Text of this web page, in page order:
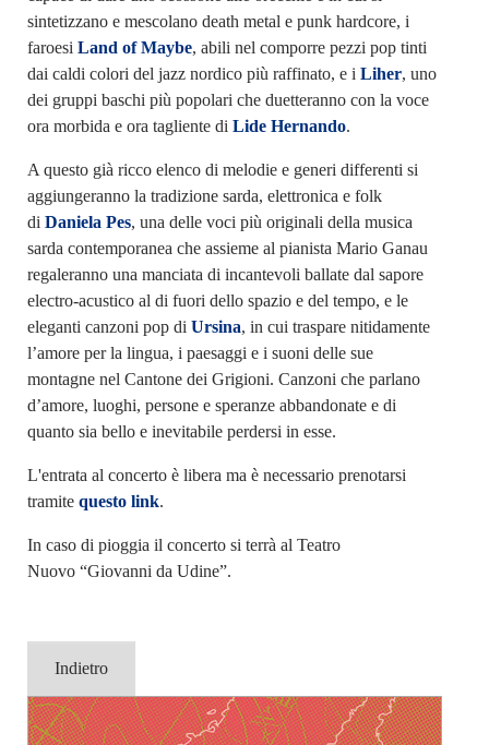
sintetizzano e mescolano death metal e punk hardcore, i
faroesi Land of Maybe, abili nel comporre pezzi pop tinti
dai caldi colori del jazz nordico più raffinato, e i Liher, uno
dei gruppi baschi più popolari che duetteranno con la voce
ora morbida e ora tagliente di Lide Hernando.
A questo già ricco elenco di melodie e generi differenti si
aggiungeranno la tradizione sarda, elettronica e folk
di Daniela Pes, una delle voci più originali della musica
sarda contemporanea che assieme al pianista Mario Ganau
regaleranno una manciata di incantevoli ballate dal sapore
electro-acustico al di fuori dello spazio e del tempo, e le
eleganti canzoni pop di Ursina, in cui traspare nitidamente
l’amore per la lingua, i paesaggi e i suoni delle sue
montagne nel Cantone dei Grigioni. Canzoni che parlano
d’amore, luoghi, persone e speranze abbandonate e di
quanto sia bello e inevitabile perdersi in esse.
L'entrata al concerto è libera ma è necessario prenotarsi
tramite questo link.
In caso di pioggia il concerto si terrà al Teatro
Nuovo “Giovanni da Udine”.
Indietro